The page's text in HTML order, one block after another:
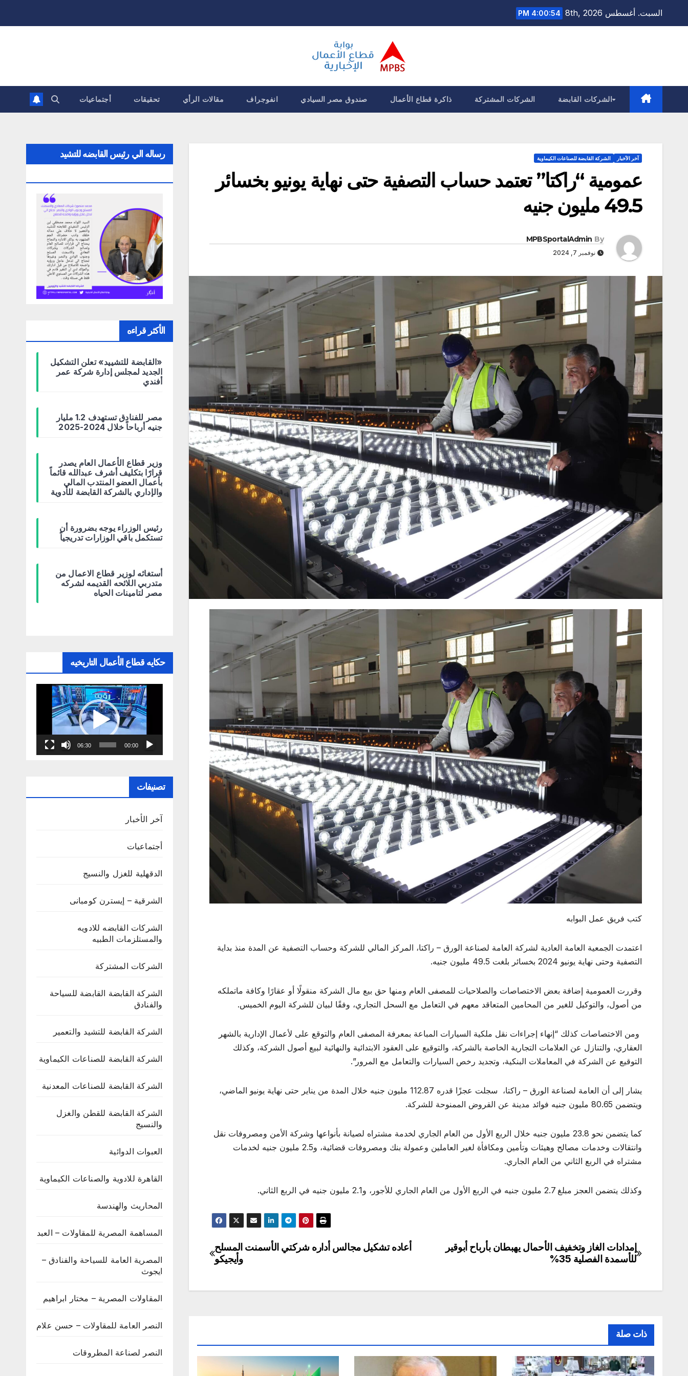
السبت. أغسطس 8th, 2026 4:00:56 PM
الشركات القابضة الشركات المشتركة ذاكرة قطاع الأعمال صندوق مصر السيادي انفوجراف مقالات الرأي تحقيقات أجتماعيات
آخر الأخبار الشركة القابضة للصناعات الكيماوية
عمومية “راكتا” تعتمد حساب التصفية حتى نهاية يونيو بخسائر
49.5 مليون جنيه
By
MPBSportalAdmin
نوفمبر 7, 2024
كتب فريق عمل البوابه
اعتمدت الجمعية العامة العادية لشركة العامة لصناعة الورق – راكتا، المركز المالي للشركة وحساب التصفية عن المدة منذ بداية
التصفية وحتى نهاية يونيو 2024 بخسائر بلغت 49.5 مليون جنيه.
وقررت العمومية إضافة بعض الاختصاصات والصلاحيات للمصفى العام ومنها حق بيع مال الشركة منقولًا أو عقارًا وكافة ماتملكه
من أصول، والتوكيل للغير من المحامين المتعاقد معهم في التعامل مع السحل التجاري، وفقًا لبيان للشركة اليوم الخميس.
ومن الاختصاصات كذلك “إنهاء إجراءات نقل ملكية السيارات المباعة بمعرفة المصفى العام والتوقع على لأعمال الإدارية بالشهر
العقاري، والتنازل عن العلامات التجارية الخاصة بالشركة، والتوقيع على العقود الابتدائية والنهائية لبيع أصول الشركة، وكذلك
التوقيع عن الشركة في المعاملات البنكية، وتجديد رخص السيارات والتعامل مع المرور”.
يشار إلى أن العامة لصناعة الورق – راكتا، سجلت عجزًا قدره 112.87 مليون جنيه خلال المدة من يناير حتى نهاية يونيو الماضي،
ويتضمن 80.65 مليون جنيه فوائد مدينة عن القروض الممنوحة للشركة.
كما يتضمن نحو 23.8 مليون جنيه خلال الربع الأول من العام الجاري لخدمة مشتراه لصيانة بأنواعها وشركة الأمن ومصروفات نقل
وانتقالات وخدمات مصالح وهيئات وتأمين ومكافأة لغير العاملين وعمولة بنك ومصروفات قضائية، و2.5 مليون جنيه لخدمات
مشتراه في الربع الثاني من العام الجاري.
وكذلك يتضمن العجز مبلغ 2.7 مليون جنيه في الربع الأول من العام الجاري للأجور، و2.1 مليون جنيه في الربع الثاني.
تصفّح
أعاده تشكيل مجالس أداره شركتي الأسمنت المسلح
وأيجيكو
إمدادات الغاز وتخفيف الأحمال يهبطان بأرباح أبوقير
للأسمدة الفصلية 35%
ذات صلة
رساله الي رئيس القابضه للتشيد
الأكثر قراءه
«القابضة للتشييد» تعلن التشكيل
الجديد لمجلس إدارة شركة عمر
أفندي
مصر للفنادق تستهدف 1.2 مليار
جنيه أرباحاً خلال 2024-2025
وزير قطاع الأعمال العام يصدر
قرارًا بتكليف أشرف عبدالله قائماً
بأعمال العضو المنتدب المالي
والإداري بالشركة القابضة للأدوية
رئيس الوزراء يوجه بضرورة أن
تستكمل باقي الوزارات تدريجياً
أستغاثه لوزير قطاع الاعمال من
متدربي اللائحه القديمه لشركه
مصر لتامينات الحياه
حكايه قطاع الأعمال التاريخيه
مشغل
الفيديو
00:00
06:30
تصنيفات
آخر الأخبار
أجتماعيات
الدقهلية للغزل والنسيج
الشرقية – إيسترن كومبانى
الشركات القابضه للادويه
والمستلزمات الطبيه
الشركات المشتركة
الشركة القابضة القابضة للسياحة
والفنادق
الشركة القابضة للتشيد والتعمير
الشركة القابضة للصناعات الكيماوية
الشركة القابضة للصناعات المعدنية
الشركة القابضة للقطن والغزل
والنسيج
العبوات الدوائية
القاهرة للادوية والصناعات الكيماوية
المحاريث والهندسة
المساهمة المصرية للمقاولات – العبد
المصرية العامة للسياحة والفنادق –
ايجوث
المقاولات المصرية – مختار ابراهيم
النصر العامة للمقاولات – حسن علام
النصر لصناعة المطروقات